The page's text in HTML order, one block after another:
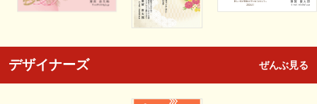
デザイナーズ ぜんぶ見る